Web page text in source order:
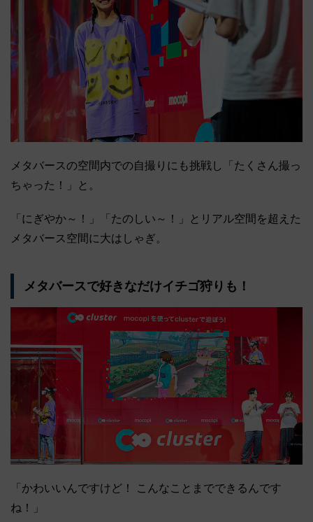
メタバースの空間内での自撮りにも挑戦し「たくさん撮っ
ちゃった！」と。
「にぎやか～！」「たのしい～！」とリアル空間を超えた
メタバース空間に大はしゃぎ。
メタバースで好きなだけイチゴ狩りも！
「かわいいんですけど！ こんなことまでできるんです
ね！」